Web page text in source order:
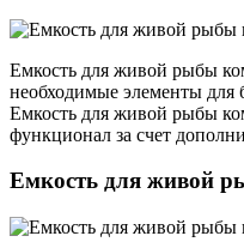
Емкость для живой рыбы
необходимые элементы для
Емкость для живой рыбы
функционал за счет
Емкость для живой